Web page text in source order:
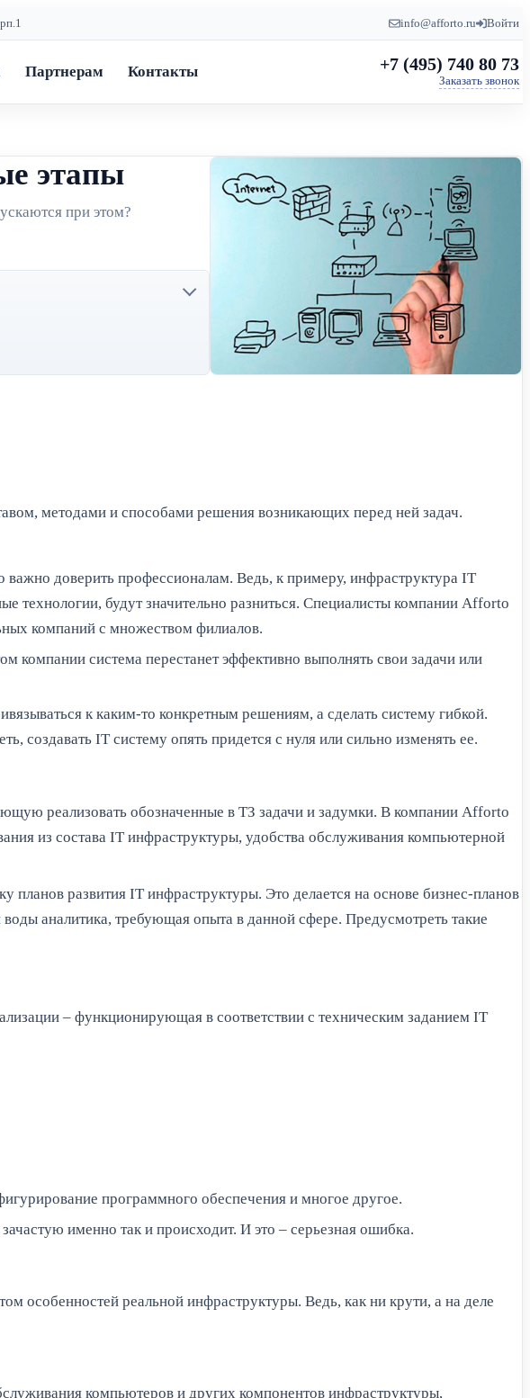
info@afforto.ru Войти
Партнерам Контакты +7 (495) 740 80 73
Заказать звонок
этапы
при этом?
методами и способами решения возникающих перед ней задач.
важно доверить профессионалам. Ведь, к примеру, инфраструктура IT
будут значительно разниться. Специалисты компании Afforto
компаний с множеством филиалов.
система перестанет эффективно выполнять свои задачи или
к каким-то конкретным решениям, а сделать систему гибкой.
создавать IT систему опять придется с нуля или сильно изменять ее.
реализовать обозначенные в ТЗ задачи и задумки. В компании Afforto
из состава IT инфраструктуры, удобства обслуживания компьютерной
развития IT инфраструктуры. Это делается на основе бизнес-планов
аналитика, требующая опыта в данной сфере. Предусмотреть такие
– функционирующая в соответствии с техническим заданием IT
программного обеспечения и многое другое.
именно так и происходит. И это – серьезная ошибка.
особенностей реальной инфраструктуры. Ведь, как ни крути, а на деле
компьютеров и других компонентов инфраструктуры,